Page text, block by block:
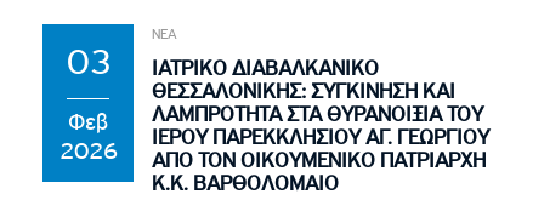
03
Φεβ
2026
ΝΕΑ
ΙΑΤΡΙΚΟ ΔΙΑΒΑΛΚΑΝΙΚΟ
ΘΕΣΣΑΛΟΝΙΚΗΣ: ΣΥΓΚΙΝΗΣΗ ΚΑΙ
ΛΑΜΠΡΟΤΗΤΑ ΣΤΑ ΘΥΡΑΝΟΙΞΙΑ ΤΟΥ
ΙΕΡΟΥ ΠΑΡΕΚΚΛΗΣΙΟΥ ΑΓ. ΓΕΩΡΓΙΟΥ
ΑΠΟ ΤΟΝ ΟΙΚΟΥΜΕΝΙΚΟ ΠΑΤΡΙΑΡΧΗ
Κ.Κ. ΒΑΡΘΟΛΟΜΑΙΟ